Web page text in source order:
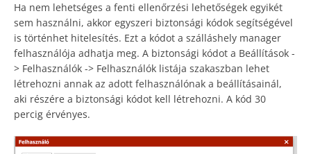
Ha nem lehetséges a fenti ellenőrzési lehetőségek egyikét
sem használni, akkor egyszeri biztonsági kódok segítségével
is történhet hitelesítés. Ezt a kódot a szálláshely manager
felhasználója adhatja meg. A biztonsági kódot a Beállítások -
> Felhasználók -> Felhasználók listája szakaszban lehet
létrehozni annak az adott felhasználónak a beállításainál,
aki részére a biztonsági kódot kell létrehozni. A kód 30
percig érvényes.